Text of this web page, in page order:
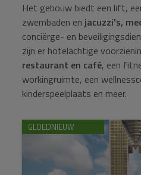
Het gebouw biedt een lift,
zwembaden en jacuzzi's,
conciërge- en
zijn er hotelachtige
restaurant en café, een
workingruimte, een
kinderspeelplaats en meer.
GLOEDNIEUW